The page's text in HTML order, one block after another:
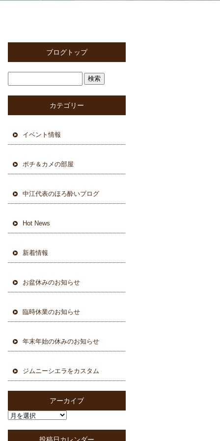
ブログトップ
カテゴリー
イベント情報
ポチ＆カメの部屋
中江代表のほろ酔いブログ
Hot News
新着情報
お盆休みのお知らせ
臨時休業のお知らせ
年末年始の休みのお知らせ
ジムニーシエラをカスタム
アーカイブ